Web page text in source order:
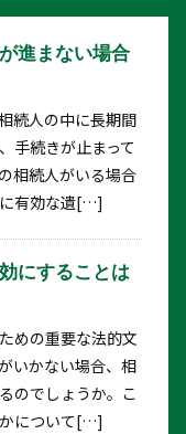
進まない場合
続人の中に長期間
手続きが止まって
相続人がいる場合
有効な遺[…]
にすることは
めの重要な法的文
いかない場合、相
のでしょうか。こ
について[…]